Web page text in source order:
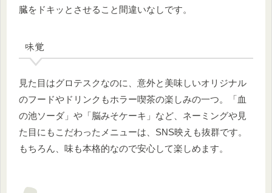
臓をドキッとさせること間違いなしです。
味覚
見た目はグロテスクなのに、意外と美味しいオリジナル
のフードやドリンクもホラー喫茶の楽しみの一つ。「血
の池ソーダ」や「脳みそケーキ」など、ネーミングや見
た目にもこだわったメニューは、SNS映えも抜群です。
もちろん、味も本格的なので安心して楽しめます。